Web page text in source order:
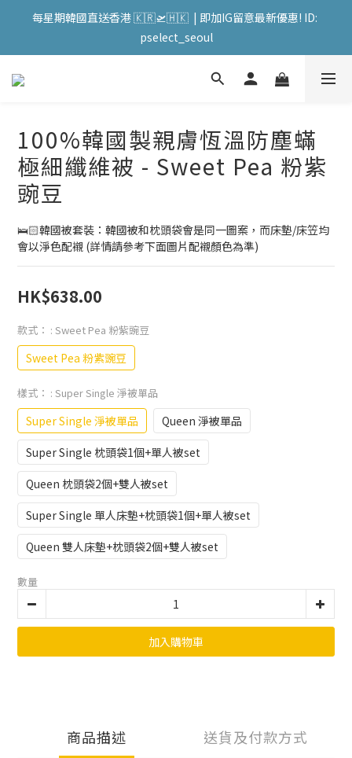
會員購物滿HKD599寄送 順豐站 / 順便智能櫃 免運費! (果汁/韓國
被/直播商品除外) | FACEBOOK: PATC遊走泡菜國
每星期韓國直送香港 🇰🇷🛫🇭🇰  | 即加IG留意最新優惠! ID:
pselect_seoul
會員購物滿HKD599寄送 順豐站 / 順便智能櫃 免運費! (果汁/韓國
100%韓國製親膚恆溫防塵蟎
極細纖維被 - Sweet Pea 粉紫
豌豆
🛌🏻韓國被套裝：韓國被和枕頭袋會是同一圖案，而床墊/床笠均
會以淨色配襯 (詳情請參考下面圖片配襯顏色為準)
HK$638.00
款式： : Sweet Pea 粉紫豌豆
Sweet Pea 粉紫豌豆
樣式： : Super Single 淨被單品
Super Single 淨被單品
Queen 淨被單品
Super Single 枕頭袋1個+單人被set
Queen 枕頭袋2個+雙人被set
Super Single 單人床墊+枕頭袋1個+單人被set
Queen 雙人床墊+枕頭袋2個+雙人被set
數量
加入購物車
商品描述 送貨及付款方式